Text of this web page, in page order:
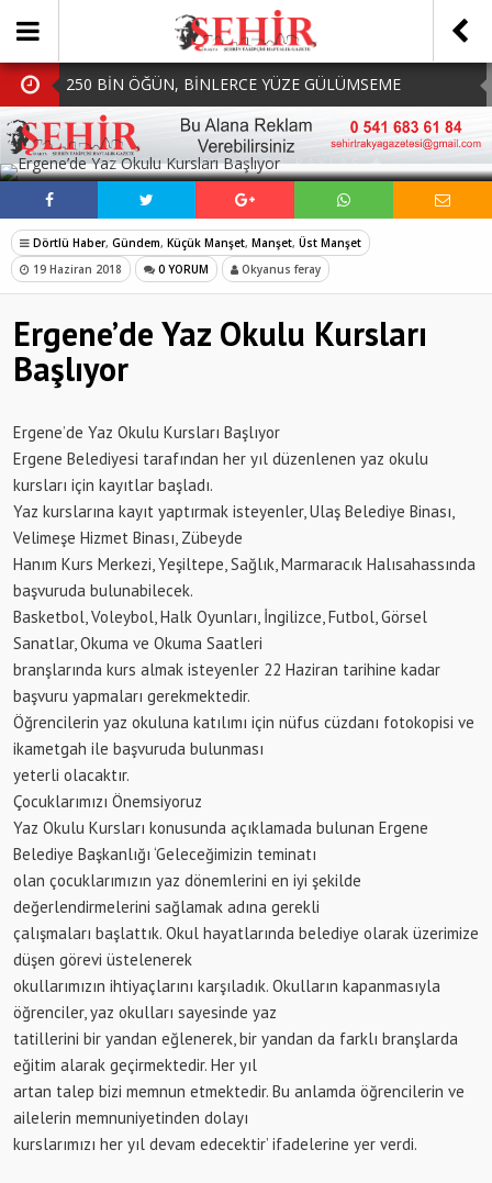
250 BİN ÖĞÜN, BİNLERCE YÜZE GÜLÜMSEME
BAŞKAN MÜGE YILDIZ TOPAK: ‘SOSYAL
BELEDİYECİLİKTE HİÇBİR HEMŞERİMİZİ YALNIZ
BIRAKMIYORUZ!’
MHP Çorlu İlçe Teşkilatında Yeni Dönem Başladı:
Mazbatalar Alındı
Dolu Vurdu, Büyükşehir Üreticiyi Yalnız Bırakmadı
SOFRALARDA BEREKETİ, GÖNÜLLERDE DAYANIŞMAYI
SOSYAL MEDYADA PAYLAŞ
Dörtlü Haber, Gündem, Küçük Manşet, Manşet, Üst Manşet
19 Haziran 2018
0 YORUM Okyanus feray
Ergene’de Yaz Okulu Kursları
Başlıyor
Ergene’de Yaz Okulu Kursları Başlıyor
Ergene Belediyesi tarafından her yıl düzenlenen yaz okulu
kursları için kayıtlar başladı.
Yaz kurslarına kayıt yaptırmak isteyenler, Ulaş Belediye Binası,
Velimeşe Hizmet Binası, Zübeyde
Hanım Kurs Merkezi, Yeşiltepe, Sağlık, Marmaracık Halısahassında
başvuruda bulunabilecek.
Basketbol, Voleybol, Halk Oyunları, İngilizce, Futbol, Görsel
Sanatlar, Okuma ve Okuma Saatleri
branşlarında kurs almak isteyenler 22 Haziran tarihine kadar
başvuru yapmaları gerekmektedir.
Öğrencilerin yaz okuluna katılımı için nüfus cüzdanı fotokopisi ve
ikametgah ile başvuruda bulunması
yeterli olacaktır.
Çocuklarımızı Önemsiyoruz
Yaz Okulu Kursları konusunda açıklamada bulunan Ergene
Belediye Başkanlığı ‘Geleceğimizin teminatı
olan çocuklarımızın yaz dönemlerini en iyi şekilde
değerlendirmelerini sağlamak adına gerekli
çalışmaları başlattık. Okul hayatlarında belediye olarak üzerimize
düşen görevi üstelenerek
okullarımızın ihtiyaçlarını karşıladık. Okulların kapanmasıyla
öğrenciler, yaz okulları sayesinde yaz
tatillerini bir yandan eğlenerek, bir yandan da farklı branşlarda
eğitim alarak geçirmektedir. Her yıl
artan talep bizi memnun etmektedir. Bu anlamda öğrencilerin ve
ailelerin memnuniyetinden dolayı
kurslarımızı her yıl devam edecektir’ ifadelerine yer verdi.